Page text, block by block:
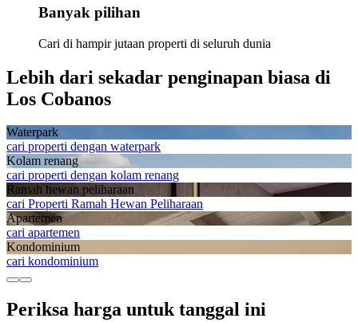
Banyak pilihan
Cari di hampir jutaan properti di seluruh dunia
Lebih dari sekadar penginapan biasa di
Los Cobanos
Waterpark
cari properti dengan waterpark
Kolam renang
cari properti dengan kolam renang
Ramah hewan peliharaan
cari Properti Ramah Hewan Peliharaan
Apartemen
cari apartemen
Kondominium
cari kondominium
Periksa harga untuk tanggal ini